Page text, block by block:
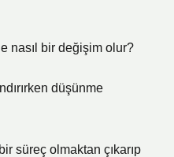
nasıl bir değişim olur?
düşünme
süreç olmaktan çıkarıp